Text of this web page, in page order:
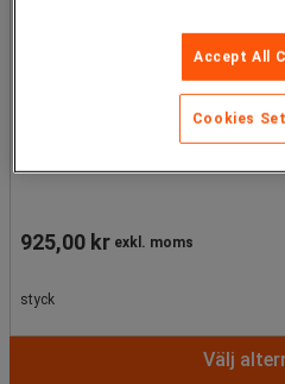
Papperskorg med trycklock 40
Tryck, Material: Metall, Material:
925,00 kr exkl. moms
styck
Välj
Accept All
Cookies